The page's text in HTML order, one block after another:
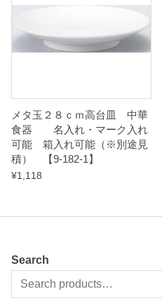
メタ玉２８ｃｍ高台皿 中華
食器 名入れ・マーク入れ
可能 箱入れ可能（※別途見
積） 【9-182-1】
¥1,118
Search